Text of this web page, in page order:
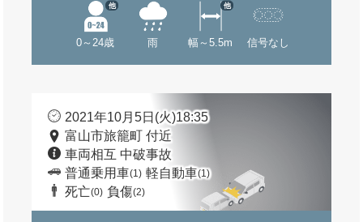
0～24歳
他
雨 幅～5.5m
他
信号なし
2021年10月5日(火)18:35
富山市旅籠町 付近
車両相互 中破事故
普通乗用車(1) 軽自動車(1)
死亡(0) 負傷(2)